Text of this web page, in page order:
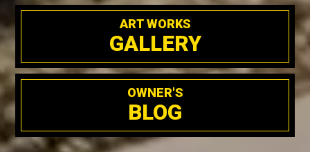
ART WORKS
GALLERY
OWNER'S
BLOG